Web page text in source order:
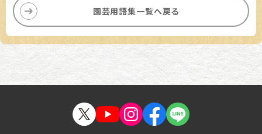
園芸用語集一覧へ戻る